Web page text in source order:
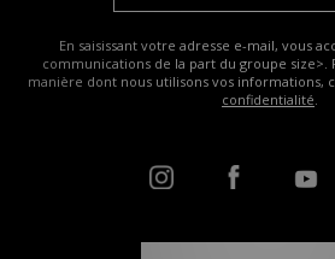
En saisissant votre adresse e-mail, vous
communications de la part du groupe size>.
manière dont nous utilisons vos informations,
confidentialité.